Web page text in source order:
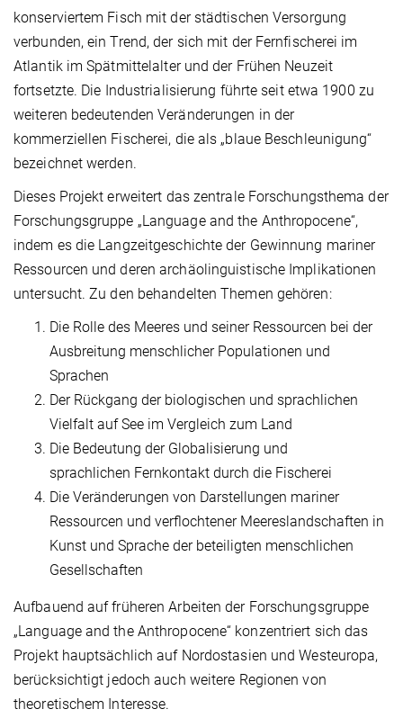
konserviertem Fisch mit der städtischen Versorgung
verbunden, ein Trend, der sich mit der Fernfischerei im
Atlantik im Spätmittelalter und der Frühen Neuzeit
fortsetzte. Die Industrialisierung führte seit etwa 1900 zu
weiteren bedeutenden Veränderungen in der
kommerziellen Fischerei, die als „blaue Beschleunigung“
bezeichnet werden.
Dieses Projekt erweitert das zentrale Forschungsthema der
Forschungsgruppe „Language and the Anthropocene“,
indem es die Langzeitgeschichte der Gewinnung mariner
Ressourcen und deren archäolinguistische Implikationen
untersucht. Zu den behandelten Themen gehören:
Die Rolle des Meeres und seiner Ressourcen bei der
Ausbreitung menschlicher Populationen und
Sprachen
Der Rückgang der biologischen und sprachlichen
Vielfalt auf See im Vergleich zum Land
Die Bedeutung der Globalisierung und
sprachlichen Fernkontakt durch die Fischerei
Die Veränderungen von Darstellungen mariner
Ressourcen und verflochtener Meereslandschaften in
Kunst und Sprache der beteiligten menschlichen
Gesellschaften
Aufbauend auf früheren Arbeiten der Forschungsgruppe
„Language and the Anthropocene“ konzentriert sich das
Projekt hauptsächlich auf Nordostasien und Westeuropa,
berücksichtigt jedoch auch weitere Regionen von
theoretischem Interesse.